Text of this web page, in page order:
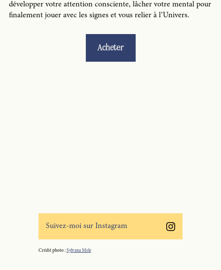
développer votre attention consciente, lâcher votre mental pour
finalement jouer avec les signes et vous relier à l’Univers.
Acheter
Suivez-moi sur Instagram
Crédit photo : Sylvana Mele